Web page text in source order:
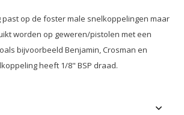
op de foster male snelkoppelingen maar
worden op geweren/pistolen met een
bijvoorbeeld Benjamin, Crosman en
heeft 1/8" BSP draad.